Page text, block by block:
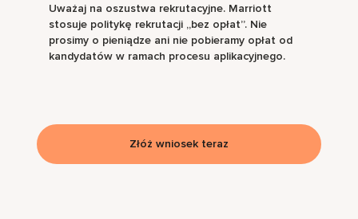
Uważaj na oszustwa rekrutacyjne. Marriott
stosuje politykę rekrutacji „bez opłat”. Nie
prosimy o pieniądze ani nie pobieramy opłat od
kandydatów w ramach procesu aplikacyjnego.
Złóż wniosek teraz